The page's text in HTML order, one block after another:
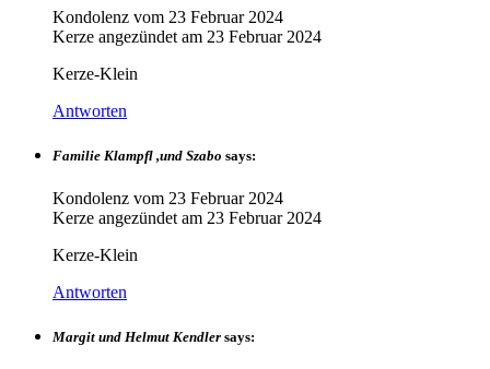
Kondolenz vom 23 Februar 2024
Kerze angezündet am 23 Februar 2024
Kerze-Klein
Antworten
Familie Klampfl ,und Szabo says:
Kondolenz vom 23 Februar 2024
Kerze angezündet am 23 Februar 2024
Kerze-Klein
Antworten
Margit und Helmut Kendler says: